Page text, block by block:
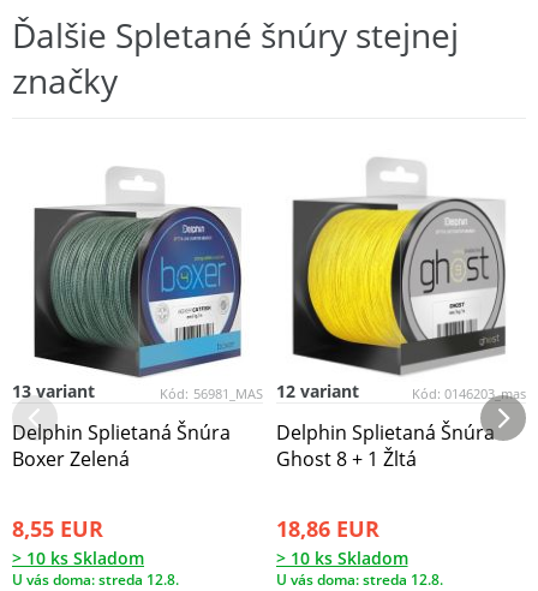
Ďalšie Spletané šnúry stejnej
značky
Kód: 56981_MAS
13 variant
Delphin Splietaná Šnúra
Boxer Zelená
8,55 EUR
> 10 ks Skladom
U vás doma: streda 12.8.
Kód: 0146203_mas
12 variant
Delphin Splietaná Šnúra
Ghost 8 + 1 Žltá
18,86 EUR
> 10 ks Skladom
U vás doma: streda 12.8.